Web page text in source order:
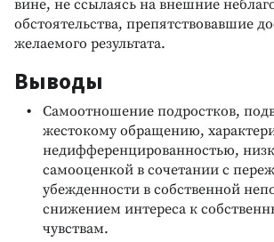
вине, не ссылаясь на внешние
обстоятельства, препятствовавшие
желаемого результата.
Выводы
Самоотношение подростков,
жестокому обращению,
недифференцированностью,
самооценкой в сочетании с
убежденности в собственной
снижением интереса к
чувствам.